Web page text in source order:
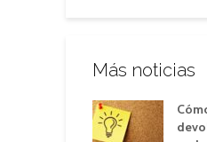
Más noticias